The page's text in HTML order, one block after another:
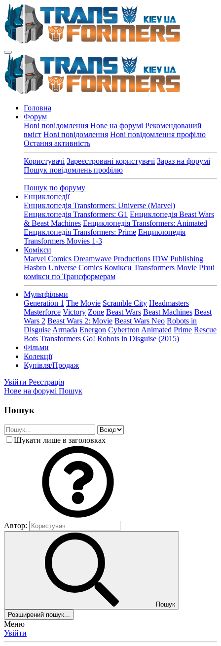
Головна
Форум
Нові повідомлення Нове на форумі Рекомендований
вміст Нові повідомлення Нові повідомлення профілю
Остання активність
Користувачі Зареєстровані користувачі Зараз на форумі
Пошук повідомлень профілю
Пошук по форуму
Енциклопедії
Енциклопедія Transformers: Universe (Marvel)
Енциклопедія Transformers: G1 Енциклопедія Beast Wars
& Beast Machines Енциклопедія Transformers: Animated
Енциклопедія Transformers: Prime Енциклопедія
Transformers Movies 1-3
Комікси
Marvel Comics Dreamwave Productions IDW Publishing
Hasbro Universe Comics Комікси Transformers Movie Різні
комікси по Трансформерам
Мультфільми
Generation 1 The Movie Scramble City Headmasters
Masterforce Victory Zone Beast Wars Beast Machines Beast
Wars 2 Beast Wars 2: Movie Beast Wars Neo Robots in
Disguise Armada Energon Cybertron Animated Prime Rescue
Bots Transformers Go! Robots in Disguise (2015)
Фільми
Колекції
Купівля/Продаж
Увійти Реєстрація
Нове на форумі Пошук
Пошук
Шукати лише в заголовках
Автор:
Пошук
Розширений пошук...
Меню
Увійти